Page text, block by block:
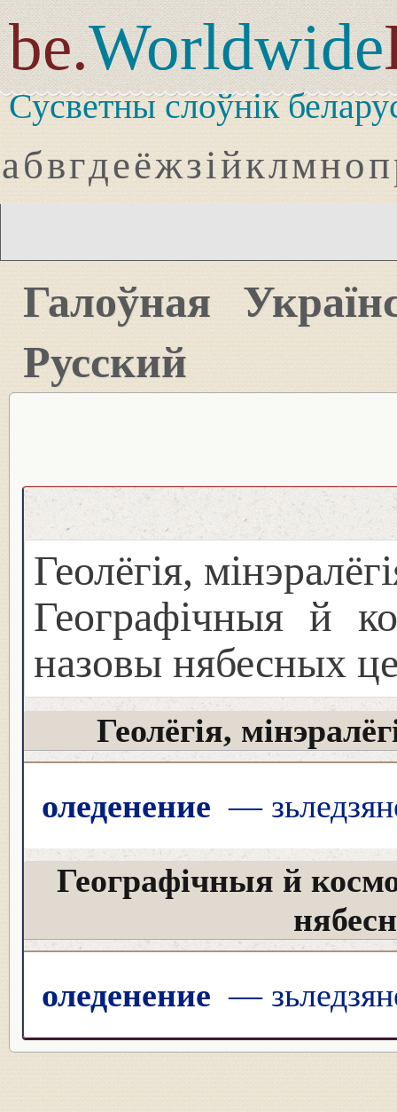
be.Worldwide
Сусветны слоўнік
абвгдеёжзійклмноп
Галоўная
Русский
Геолёгія,
Географічныя й
назовы нябесных
Геолёгія,
оледенение —
Географічныя й
оледенение —